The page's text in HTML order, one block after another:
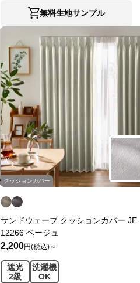
無料生地サンプル
クッションカバー
サンドウェーブ クッションカバー JE-
12266 ベージュ
2,200円(税込)～
遮光
2級
洗濯機
OK